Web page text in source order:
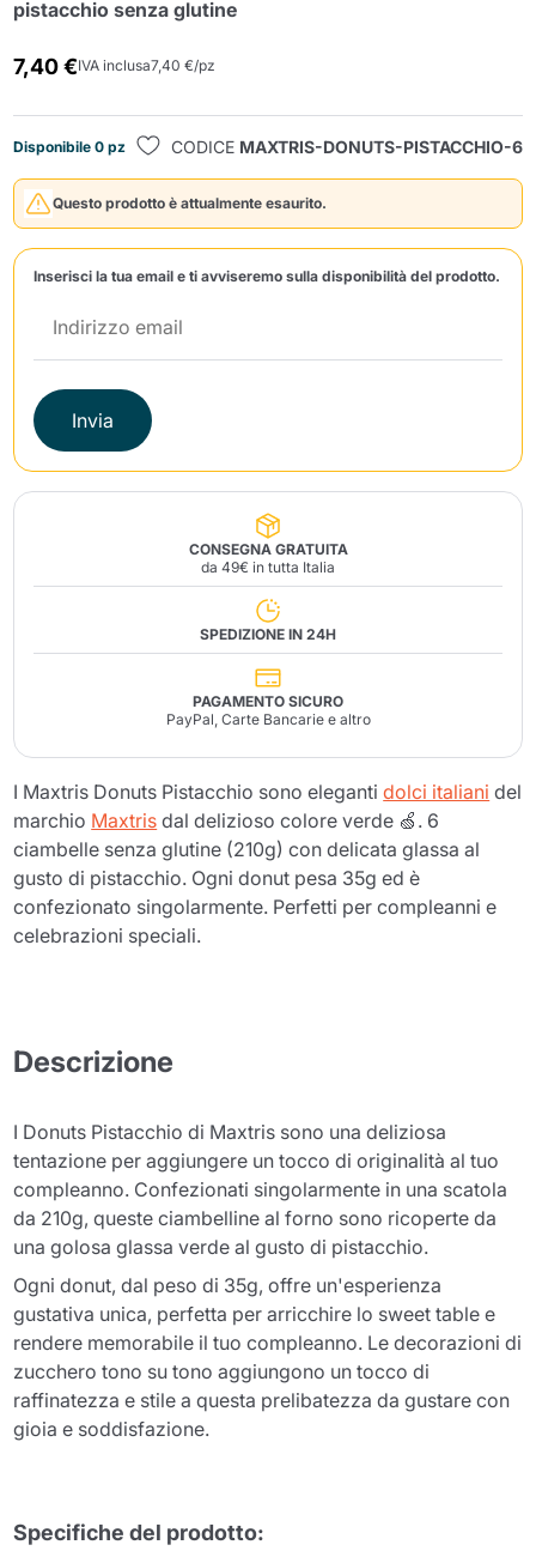
pistacchio senza glutine
7,40 €IVA inclusa7,40 €/pz
Disponibile 0 pz CODICE MAXTRIS-DONUTS-PISTACCHIO-6
Questo prodotto è attualmente esaurito.
Inserisci la tua email e ti avviseremo sulla disponibilità del prodotto.
Invia
CONSEGNA GRATUITA
da 49€ in tutta Italia
SPEDIZIONE IN 24H
PAGAMENTO SICURO
PayPal, Carte Bancarie e altro
I Maxtris Donuts Pistacchio sono elegantidolci italiani del
marchio Maxtris dal delizioso colore verde 🍏. 6
ciambelle senza glutine (210g) con delicata glassa al
gusto di pistacchio. Ogni donut pesa 35g ed è
confezionato singolarmente. Perfetti per compleanni e
celebrazioni speciali.
Descrizione
I Donuts Pistacchio di Maxtris sono una deliziosa
tentazione per aggiungere un tocco di originalità al tuo
compleanno. Confezionati singolarmente in una scatola
da 210g, queste ciambelline al forno sono ricoperte da
una golosa glassa verde al gusto di pistacchio.
Ogni donut, dal peso di 35g, offre un'esperienza
gustativa unica, perfetta per arricchire lo sweet table e
rendere memorabile il tuo compleanno. Le decorazioni di
zucchero tono su tono aggiungono un tocco di
raffinatezza e stile a questa prelibatezza da gustare con
gioia e soddisfazione.
Specifiche del prodotto:
Invia